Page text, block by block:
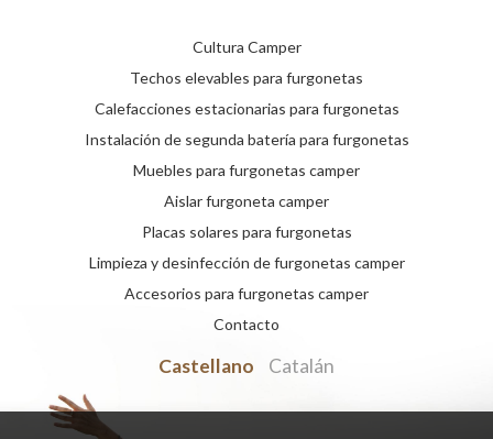
Cultura Camper
Techos elevables para furgonetas
Calefacciones estacionarias para furgonetas
Instalación de segunda batería para furgonetas
Muebles para furgonetas camper
Aislar furgoneta camper
Placas solares para furgonetas
Limpieza y desinfección de furgonetas camper
Accesorios para furgonetas camper
Contacto
Castellano Catalán